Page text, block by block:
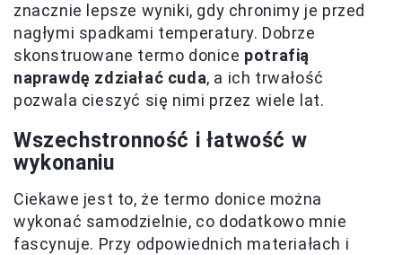
znacznie lepsze wyniki, gdy chronimy je przed
nagłymi spadkami temperatury. Dobrze
skonstruowane termo donice potrafią
naprawdę zdziałać cuda, a ich trwałość
pozwala cieszyć się nimi przez wiele lat.
Wszechstronność i łatwość w
wykonaniu
Ciekawe jest to, że termo donice można
wykonać samodzielnie, co dodatkowo mnie
fascynuje. Przy odpowiednich materiałach i